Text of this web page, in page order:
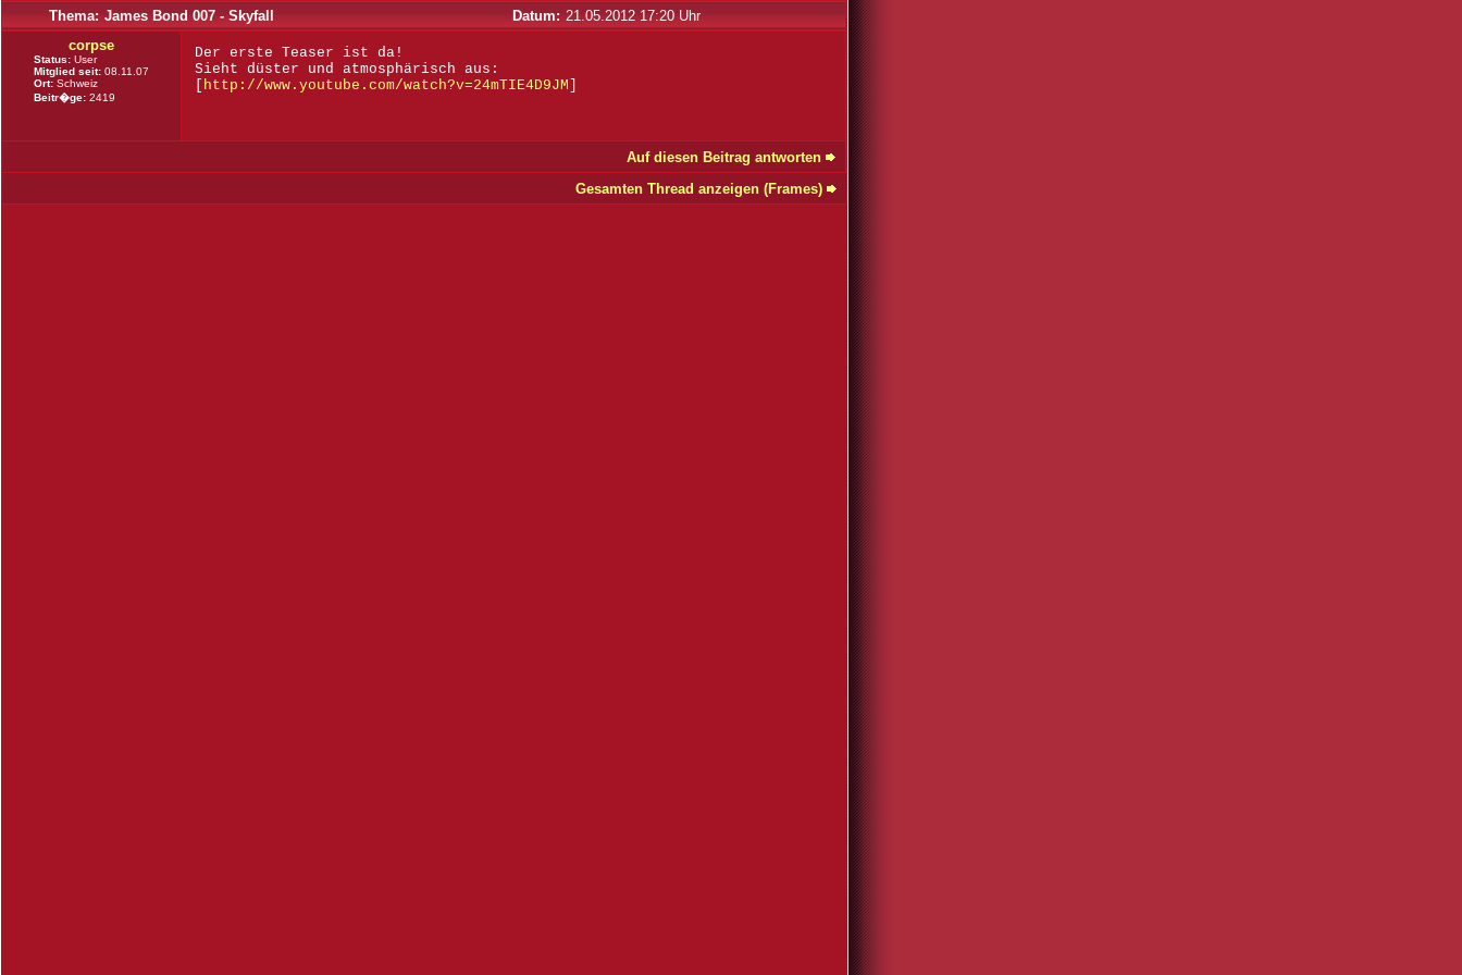
Thema: James Bond 007 - Skyfall Datum: 21.05.2012 17:20 Uhr
corpse
Status: User
Mitglied seit: 08.11.07
Ort: Schweiz
Beitr�ge: 2419
Der erste Teaser ist da!
Sieht düster und atmosphärisch aus:
http://www.youtube.com/watch?v=24mTIE4D9JM
Auf diesen Beitrag antworten
Gesamten Thread anzeigen (Frames)